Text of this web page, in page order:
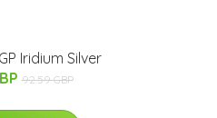
Iridium Silver
92.59 GBP